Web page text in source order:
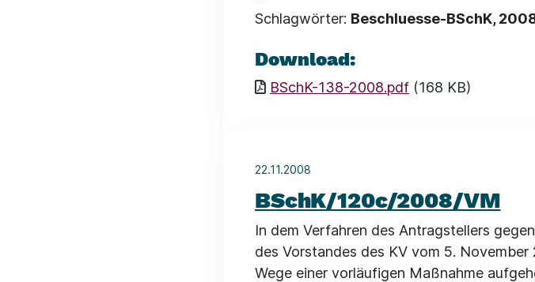
Schlagwörter: Beschluesse-BSchK,
Download:
BSchK-138-2008.pdf (168 KB)
22.11.2008
BSchK/120c/2008/VM
In dem Verfahren des Antragstellers
des Vorstandes des KV vom 5.
Wege einer vorläufigen Maßnahme